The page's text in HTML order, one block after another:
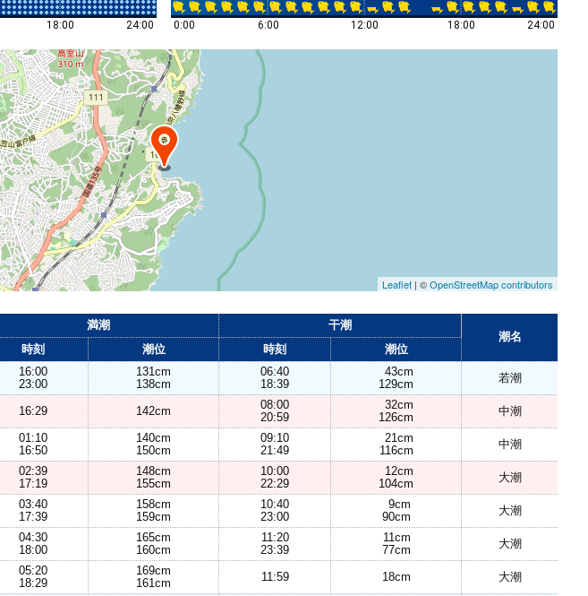
18:00 24:00 0:00 6:00 12:00 18:00 24:00
Leaflet | ©OpenStreetMap contributors
満潮
干潮
潮名
時刻
潮位 時刻 潮位
16:00
23:00
131cm
138cm
06:40
18:39
43cm
129cm
若潮
16:29 142cm
08:00
20:59
32cm
126cm
中潮
01:10
16:50
140cm
150cm
09:10
21:49
21cm
116cm
中潮
02:39
17:19
148cm
155cm
10:00
22:29
12cm
104cm
大潮
03:40
17:39
158cm
159cm
10:40
23:00
9cm
90cm
大潮
04:30
18:00
165cm
160cm
11:20
23:39
11cm
77cm
大潮
05:20
18:29
169cm
161cm
11:59 18cm 大潮